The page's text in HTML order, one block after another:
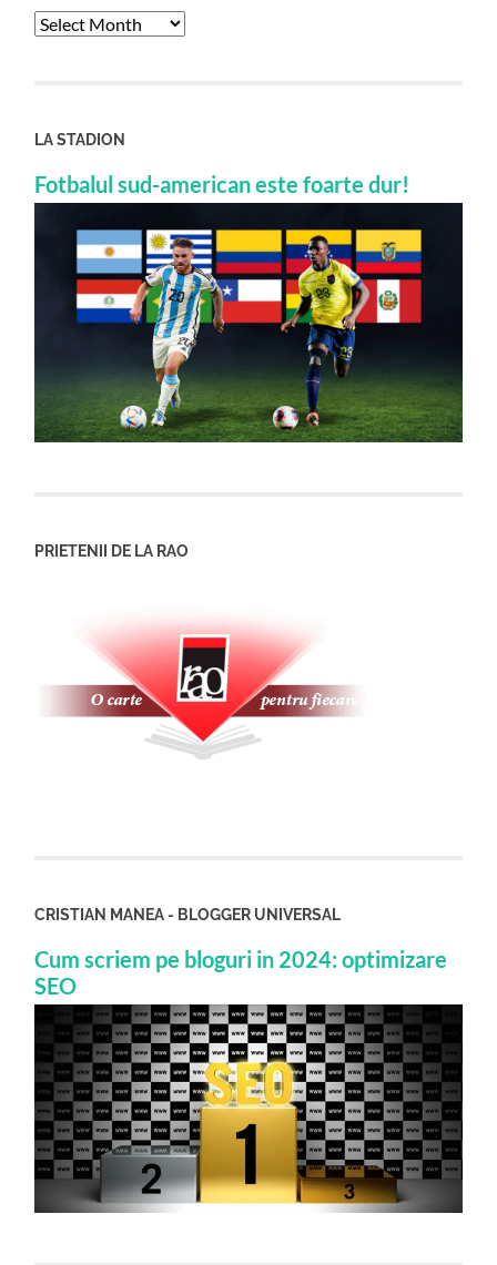
Archives
LA STADION
Fotbalul sud-american este foarte dur!
PRIETENII DE LA RAO
CRISTIAN MANEA - BLOGGER UNIVERSAL
Cum scriem pe bloguri in 2024: optimizare
SEO